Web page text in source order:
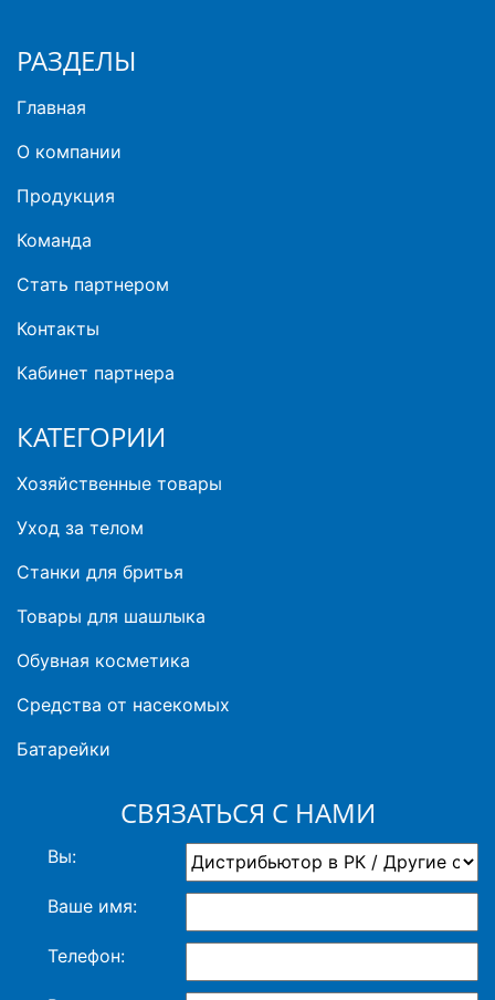
РАЗДЕЛЫ
Главная
О компании
Продукция
Команда
Стать партнером
Контакты
Кабинет партнера
КАТЕГОРИИ
Хозяйственные товары
Уход за телом
Станки для бритья
Товары для шашлыка
Обувная косметика
Средства от насекомых
Батарейки
СВЯЗАТЬСЯ С НАМИ
Вы:
Ваше имя:
Телефон: